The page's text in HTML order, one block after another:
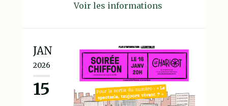
Voir les informations
JAN
2026
15